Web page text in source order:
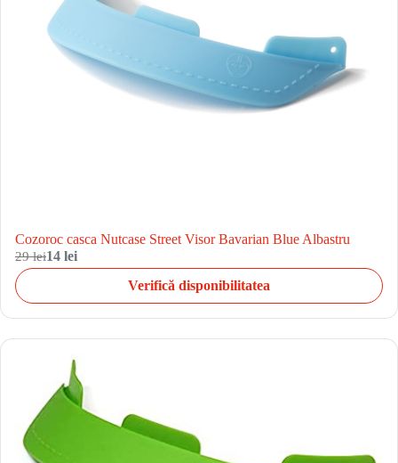
Cozoroc casca Nutcase Street Visor Bavarian Blue Albastru
29 lei14 lei
Verifică disponibilitatea